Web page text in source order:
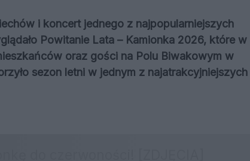
i koncert jednego z najpopularniejszych
Powitanie Lata – Kamionka 2026, które w
oraz gości na Polu Biwakowym w
sezon letni w jednym z najatrakcyjniejszych